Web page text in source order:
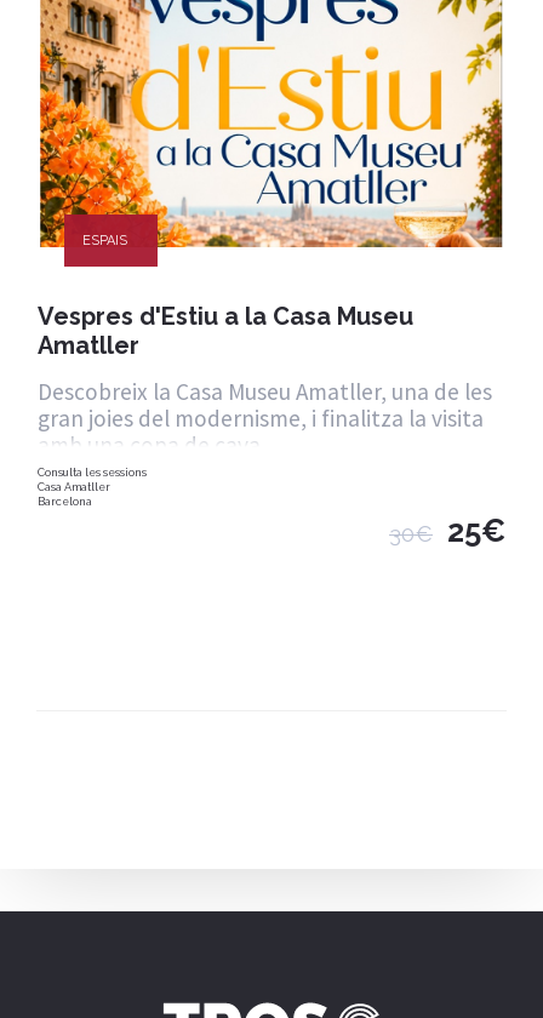
ESPAIS
Vespres d'Estiu a la Casa Museu
Amatller
Descobreix la Casa Museu Amatller, una de les
gran joies del modernisme, i finalitza la visita
amb una copa de cava.
Consulta les sessions
Casa Amatller
Barcelona
30€ 25€